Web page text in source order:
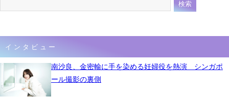
インタビュー
南沙良、金密輸に手を染める妊婦役を熱演 シンガポ
ール撮影の裏側